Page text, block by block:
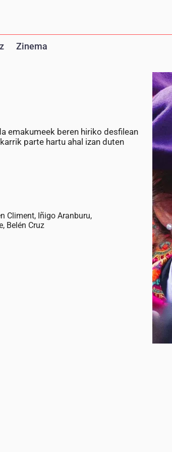
Zinema
emakumeek beren hiriko desfilean
parte hartu ahal izan duten
Climent, Iñigo Aranburu,
Belén Cruz